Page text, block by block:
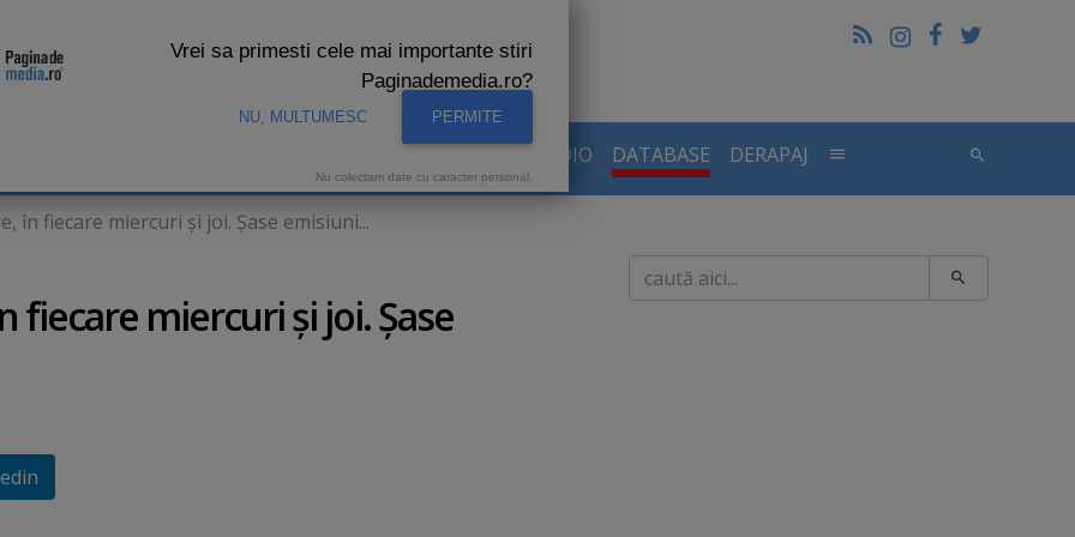
AUDIENTE RADIO DATABASE DERAPAJ
în fiecare miercuri şi joi. Şase emisiuni...
fiecare miercuri şi joi. Şase
Caută
Vrei sa primesti cele mai importante stiri
Paginademedia.ro?
NU, MULTUMESC PERMITE
Nu colectam date cu caracter personal.